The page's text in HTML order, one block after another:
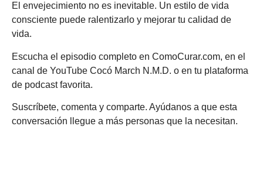
El envejecimiento no es inevitable. Un estilo de vida
consciente puede ralentizarlo y mejorar tu calidad de
vida.
Escucha el episodio completo en ComoCurar.com, en el
canal de YouTube Cocó March N.M.D. o en tu plataforma
de podcast favorita.
Suscríbete, comenta y comparte. Ayúdanos a que esta
conversación llegue a más personas que la necesitan.